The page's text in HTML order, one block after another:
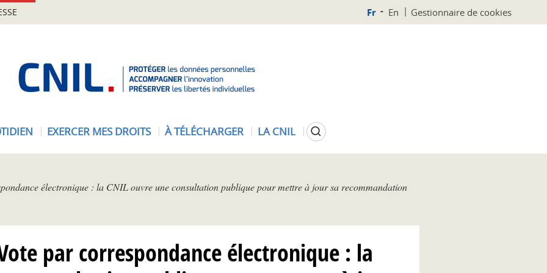
Fr En Gestionnaire de cookies
N
EXERCER MES DROITS À TÉLÉCHARGER LA CNIL Rechercher
électronique : la CNIL ouvre une consultation publique pour mettre à jour sa recommandation
par correspondance électronique : la